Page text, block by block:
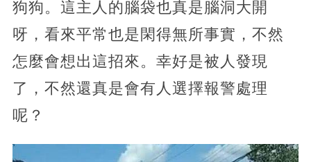
狗狗。這主人的腦袋也真是腦洞大開
呀，看來平常也是閑得無所事實，不然
怎麼會想出這招來。幸好是被人發現
了，不然還真是會有人選擇報警處理
呢？